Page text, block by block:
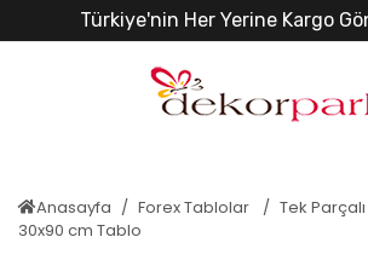
Türkiye'nin Her Yerine Kargo
Anasayfa Forex Tablolar
Tek Parçalı
30x90 cm Tablo